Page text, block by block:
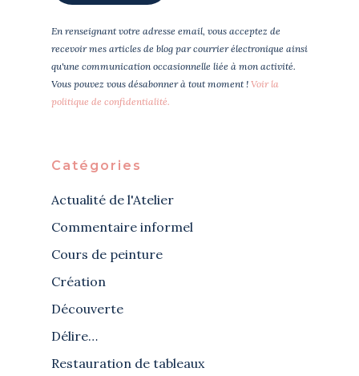
En renseignant votre adresse email, vous acceptez de
recevoir mes articles de blog par courrier électronique ainsi
qu'une communication occasionnelle liée à mon activité.
Vous pouvez vous désabonner à tout moment ! Voir la
politique de confidentialité.
Catégories
Actualité de l'Atelier
Commentaire informel
Cours de peinture
Création
Découverte
Délire…
Restauration de tableaux